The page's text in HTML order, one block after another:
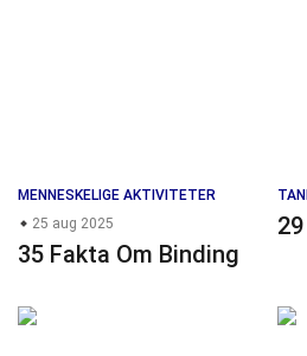
MENNESKELIGE AKTIVITETER
25 aug 2025
35 Fakta Om Binding